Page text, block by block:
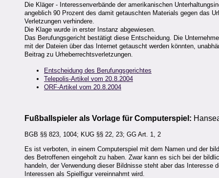
Die Kläger - Interessenverbände der amerikanischen
angeblich 90 Prozent des damit getauschten Materials gegen das
Verletzungen verhindere.
Die Klage wurde in erster Instanz abgewiesen.
Das Berufungsgericht bestätigt diese Entscheidung. Die
mit der Dateien über das Internet getauscht werden könnten,
Beitrag zu Urheberrechtsverletzungen.
Entscheidung des Berufungsgerichtes
Telepolis-Artikel vom 20.8.2004
ORF-Artikel vom 20.8.2004
Fußballspieler als Vorlage für Computerspiel:
BGB §§ 823, 1004; KUG §§ 22, 23; GG Art. 1, 2
Es ist verboten, in einem Computerspiel mit dem Namen und der
des Betroffenen eingeholt zu haben. Zwar kann es sich bei der
handeln, der Verwendung dieser Bildnisse steht aber das
Interessen als Spielfigur vereinnahmt wird.